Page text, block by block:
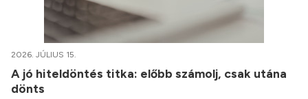
2026. JÚLIUS 15.
A jó hiteldöntés titka: előbb számolj, csak utána
dönts